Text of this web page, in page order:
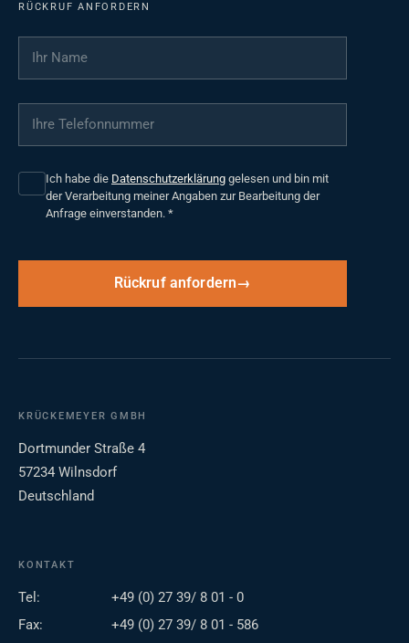
RÜCKRUF ANFORDERN
Ihr Name
Ihre Telefonnummer
Ich habe die Datenschutzerklärung gelesen und bin mit
der Verarbeitung meiner Angaben zur Bearbeitung der
Anfrage einverstanden. *
Rückruf anfordern
KRÜCKEMEYER GMBH
Dortmunder Straße 4
57234 Wilnsdorf
Deutschland
KONTAKT
Tel:
+49 (0) 27 39/ 8 01 - 0
Fax:
+49 (0) 27 39/ 8 01 - 586